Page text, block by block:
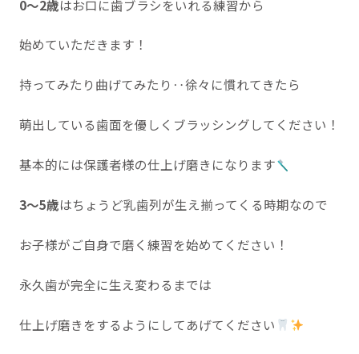
0〜2歳はお口に歯ブラシをいれる練習から
始めていただきます！
持ってみたり曲げてみたり‥徐々に慣れてきたら
萌出している歯面を優しくブラッシングしてください！
基本的には保護者様の仕上げ磨きになります
3〜5歳はちょうど乳歯列が生え揃ってくる時期なので
お子様がご自身で磨く練習を始めてください！
永久歯が完全に生え変わるまでは
仕上げ磨きをするようにしてあげてください